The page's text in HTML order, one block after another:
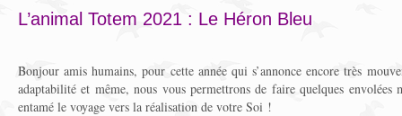
L’animal Totem 2021 : Le Héron Bleu
Bonjour amis humains, pour cette année qui s’annonce encore très
adaptabilité et même, nous vous permettrons de faire quelques envolées
entamé le voyage vers la réalisation de votre Soi !